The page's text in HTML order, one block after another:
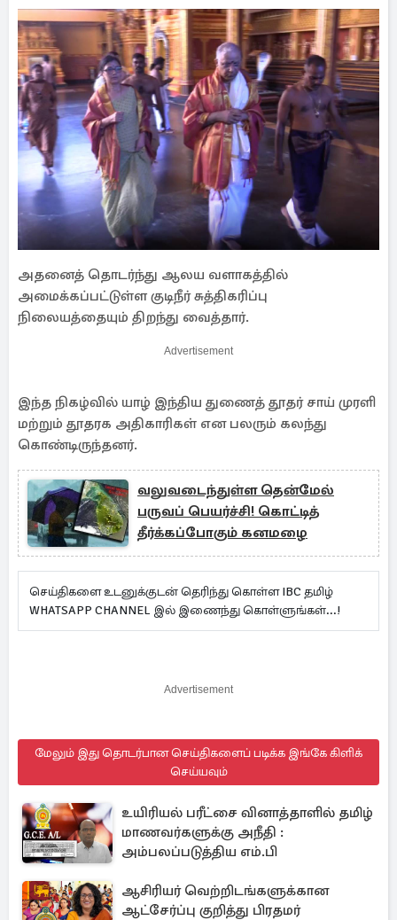
அதனைத் தொடர்ந்து ஆலய வளாகத்தில்
அமைக்கப்பட்டுள்ள குடிநீர் சுத்திகரிப்பு
நிலையத்தையும் திறந்து வைத்தார்.
Advertisement
இந்த நிகழ்வில் யாழ் இந்திய துணைத் தூதர் சாய் முரளி
மற்றும் தூதரக அதிகாரிகள் என பலரும் கலந்து
கொண்டிருந்தனர்.
வலுவடைந்துள்ள தென்மேல்
பருவப் பெயர்ச்சி! கொட்டித்
தீர்க்கப்போகும் கனமழை
செய்திகளை உடனுக்குடன் தெரிந்து கொள்ள IBC தமிழ்
WHATSAPP CHANNEL இல் இணைந்து கொள்ளுங்கள்...!
Advertisement
மேலும் இது தொடர்பான செய்திகளைப் படிக்க இங்கே கிளிக்
செய்யவும்
உயிரியல் பரீட்சை வினாத்தாளில் தமிழ்
மாணவர்களுக்கு அநீதி :
அம்பலப்படுத்திய எம்.பி
ஆசிரியர் வெற்றிடங்களுக்கான
ஆட்சேர்ப்பு குறித்து பிரதமர்